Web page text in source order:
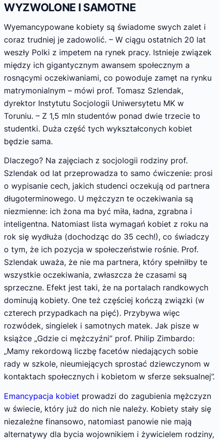
WYZWOLONE I SAMOTNE
Wyemancypowane kobiety są świadome swych zalet i
coraz trudniej je zadowolić. – W ciągu ostatnich 20 lat
weszły Polki z impetem na rynek pracy. Istnieje związek
między ich gigantycznym awansem społecznym a
rosnącymi oczekiwaniami, co powoduje zamęt na rynku
matrymonialnym – mówi prof. Tomasz Szlendak,
dyrektor Instytutu Socjologii Uniwersytetu MK w
Toruniu. – Z 1,5 mln studentów ponad dwie trzecie to
studentki. Duża część tych wykształconych kobiet
będzie sama.
Dlaczego? Na zajęciach z socjologii rodziny prof.
Szlendak od lat przeprowadza to samo ćwiczenie: prosi
o wypisanie cech, jakich studenci oczekują od partnera
długoterminowego. U mężczyzn te oczekiwania są
niezmienne: ich żona ma być miła, ładna, zgrabna i
inteligentna. Natomiast lista wymagań kobiet z roku na
rok się wydłuża (dochodząc do 35 cech!), co świadczy
o tym, że ich pozycja w społeczeństwie rośnie. Prof.
Szlendak uważa, że nie ma partnera, który spełniłby te
wszystkie oczekiwania, zwłaszcza że czasami są
sprzeczne. Efekt jest taki, że na portalach randkowych
dominują kobiety. One też częściej kończą związki (w
czterech przypadkach na pięć). Przybywa więc
rozwódek, singielek i samotnych matek. Jak pisze w
książce „Gdzie ci mężczyźni” prof. Philip Zimbardo:
„Mamy rekordową liczbę facetów niedających sobie
rady w szkole, nieumiejących sprostać dziewczynom w
kontaktach społecznych i kobietom w sferze seksualnej”.
Emancypacja kobiet prowadzi do zagubienia mężczyzn
w świecie, który już do nich nie należy. Kobiety stały się
niezależne finansowo, natomiast panowie nie mają
alternatywy dla bycia wojownikiem i żywicielem rodziny,